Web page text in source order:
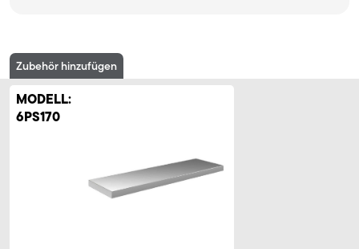
Zubehör hinzufügen
MODELL:
6PS170